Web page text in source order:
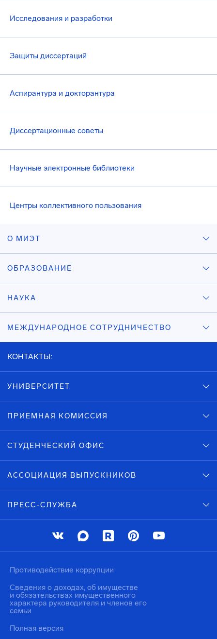
Исследования и разработки
Защиты диссертаций
Аспирантура и докторантура
Диссертационные советы
Научные электронные библиотеки
Центры коллективного пользования
О МИЭТ
ОБРАЗОВАНИЕ
НАУКА
МЕЖДУНАРОДНОЕ СОТРУДНИЧЕСТВО
КОНТАКТЫ:
УНИВЕРСИТЕТ
ПРИЕМНАЯ КОМИССИЯ
СТУДЕНЧЕСКИЙ ОФИС
АССОЦИАЦИЯ ВЫПУСКНИКОВ
ПРЕСС-СЛУЖБА
Противодействие коррупции
Сведения о доходах, об имуществе
и обязательствах имущественного
характера руководителя и членов его
семьи
Полная версия